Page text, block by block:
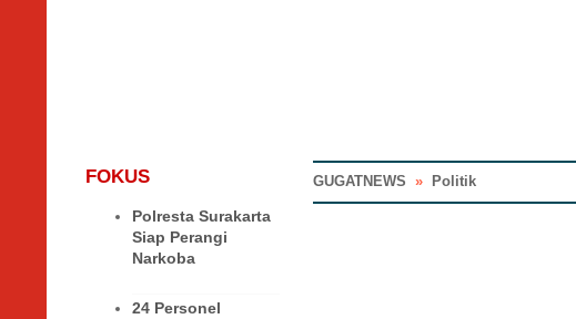
FOKUS
Polresta Surakarta
Siap Perangi
Narkoba
24 Personel
GUGATNEWS » Politik